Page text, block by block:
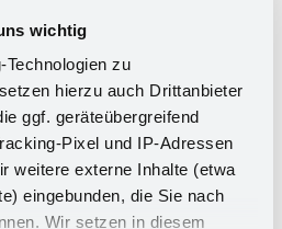
wichtig
zu
hierzu auch Drittanbieter
ggf. geräteübergreifend
Pixel und IP-Adressen
weitere externe Inhalte (etwa
eingebunden, die Sie nach
Wir setzen in diesem